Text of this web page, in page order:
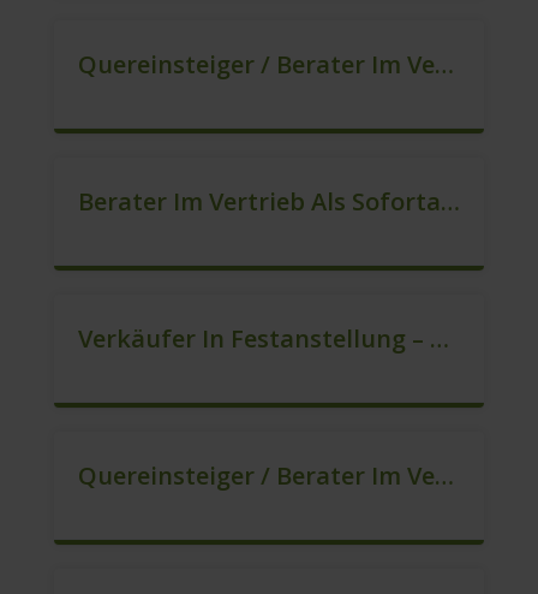
Quereinsteiger / Berater Im Vertrieb (Außendienst) (m/w/d)
Berater Im Vertrieb Als Sofortanstellung (m/w/d)
Verkäufer In Festanstellung – Top Gehalt (m/w/d)
Quereinsteiger / Berater Im Vertrieb In Festanstellung (m/w/d)